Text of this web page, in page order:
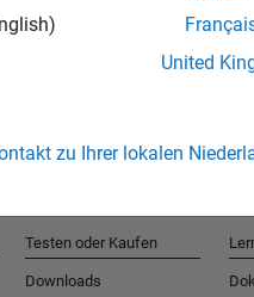
United
zu Ihrer lokalen
Testen oder Kaufen
Downloads